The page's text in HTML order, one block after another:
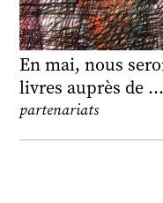
En mai, nous
livres auprès de …
partenariats